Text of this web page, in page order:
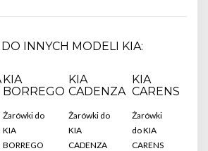
INNYCH MODELI KIA:
KIA
BORREGO
Żarówki do
KIA
BORREGO
KIA
CADENZA
Żarówki do
KIA
CADENZA
KIA
CARENS
Żarówki
do KIA
CARENS